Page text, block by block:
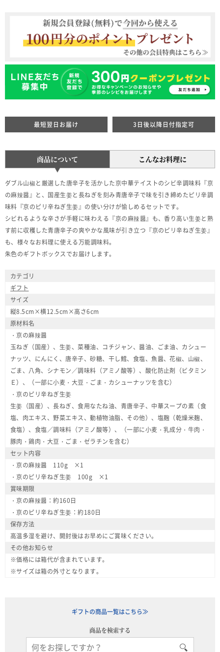
最短翌日お届け 3日後以降日付指定可
商品について こんなお料理に
ダブル山椒と厳選した唐辛子を活かした京中華テイストのシビ辛調味料『京
の麻辣醤』と、国産生姜と長ねぎを刻み青唐辛子で味を引き締めたピリ辛調
味料『京のピリ辛ねぎ生姜』の使い分けが愉しめるセットです。
シビれるような辛さが手軽に味わえる『京の麻辣醤』も、香り高い生姜と熟
す前に収穫した青唐辛子の爽やかな風味が引き立つ『京のピリ辛ねぎ生姜』
も、様々なお料理に使える万能調味料。
朱色のギフトボックスでお届けします。
カテゴリ
ギフト
サイズ
縦8.5cm×横12.5cm×高さ6cm
原材料名
・京の麻辣醤
玉ねぎ（国産）、生姜、菜種油、コチジャン、醤油、ごま油、カシュー
ナッツ、にんにく、唐辛子、砂糖、干し鱈、食塩、魚醤、花椒、山椒、
ごま、八角、シナモン／調味料（アミノ酸等）、酸化防止剤（ビタミン
Ｅ）、（一部に小麦・大豆・ごま・カシューナッツを含む）
・京のピリ辛ねぎ生姜
生姜（国産）、長ねぎ、食用なたね油、青唐辛子、中華スープの素（食
塩、肉エキス、野菜エキス、動植物油脂、その他）、塩麹（乾燥米麹、
食塩）、食塩／調味料（アミノ酸等）、（一部に小麦・乳成分・牛肉・
豚肉・鶏肉・大豆・ごま・ゼラチンを含む）
セット内容
・京の麻辣醤 110g ×1
・京のピリ辛ねぎ生姜 100g ×1
賞味期限
・京の麻辣醤：約160日
・京のピリ辛ねぎ生姜：約180日
保存方法
高温多湿を避け、開封後はお早めにご賞味ください。
その他お知らせ
※価格には箱代が含まれています。
※サイズは箱の外寸となります。
ギフトの商品一覧はこちら≫
商品を検索する